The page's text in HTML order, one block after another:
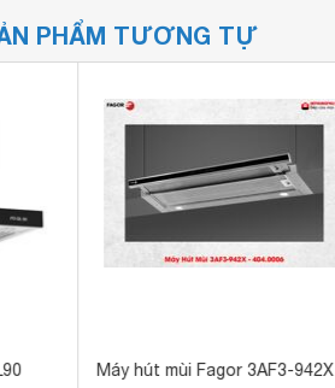
PHẨM TƯƠNG TỰ
Máy hút mùi Fagor 3AF3-942X